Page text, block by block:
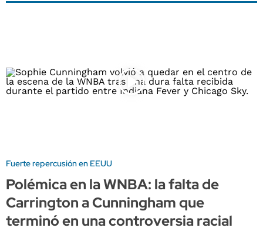
Fuerte repercusión en EEUU
Polémica en la WNBA: la falta de
Carrington a Cunningham que
terminó en una controversia racial